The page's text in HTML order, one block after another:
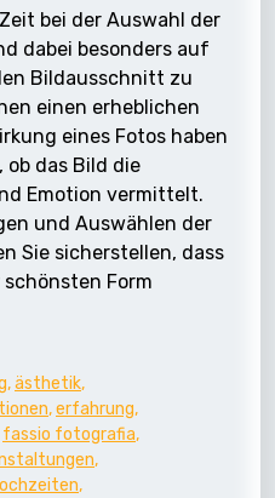
bei der Auswahl der
dabei besonders auf
Bildausschnitt zu
einen erheblichen
eines Fotos haben
das Bild die
Emotion vermittelt.
und Auswählen der
Sie sicherstellen, dass
Form
,ästhetik,
,erfahrung,
fassio fotografia,
,
,